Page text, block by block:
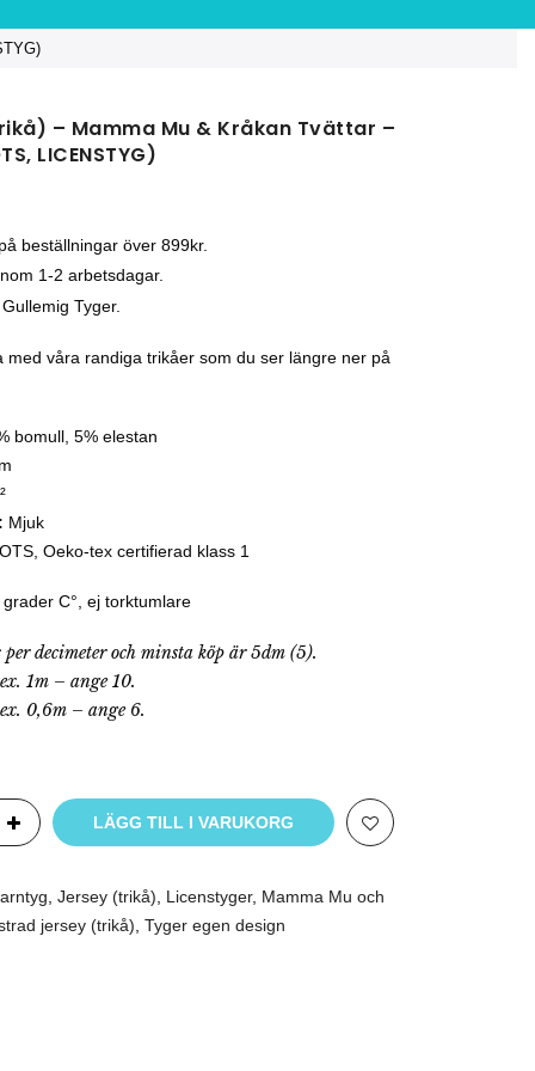
– Mamma Mu & Kråkan Tvättar –
LICENSTYG)
beställningar över 899kr.
1-2 arbetsdagar.
Tyger.
med våra randiga trikåer som du ser längre ner på
bomull, 5% elestan
Mjuk
Oeko-tex certifierad klass 1
C°, ej torktumlare
per decimeter och minsta köp är 5dm (5).
1m – ange 10.
0,6m – ange 6.
LÄGG TILL I VARUKORG
Jersey (trikå) Licenstyger, Mamma Mu och
jersey (trikå) Tyger egen design